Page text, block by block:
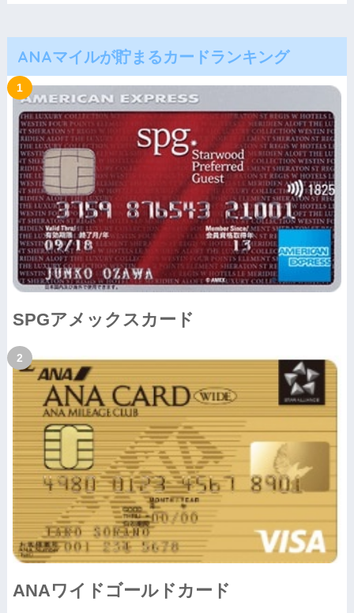
ANAマイルが貯まるカードランキング
SPGアメックスカード
ANAワイドゴールドカード